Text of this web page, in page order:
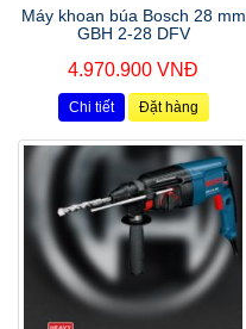
Máy khoan búa Bosch 28 mm
GBH 2-28 DFV
4.970.900 VNĐ
Chi tiết Đặt hàng